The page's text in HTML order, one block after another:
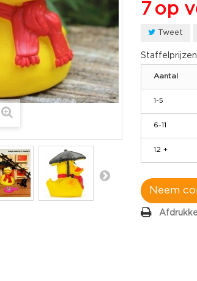
7 op
Tweet
Staffelprijzen
Aantal
1-5
6-11
12 +
Neem